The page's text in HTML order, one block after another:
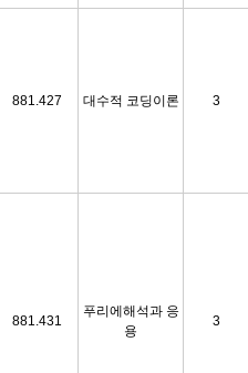
881.427 대수적 코딩이론 3
881.431
푸리에해석과 응
용
3